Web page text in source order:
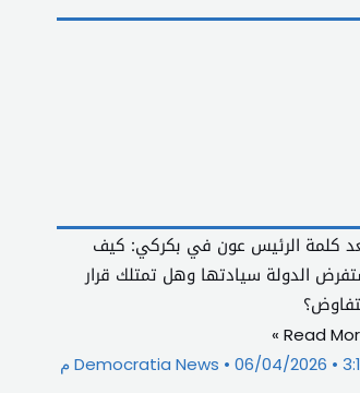
كلمة الرئيس عون في بكركي: كيف
الدولة سيادتها وهل تمتلك قرار
Read
Democratia News
06/04/2026 م